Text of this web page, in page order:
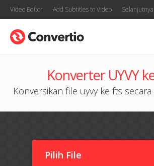
Video Editor Add Subtitles to Video Selanjutnya
Konverter UYVY
Konversikan file uyvy ke fts
Pilih File